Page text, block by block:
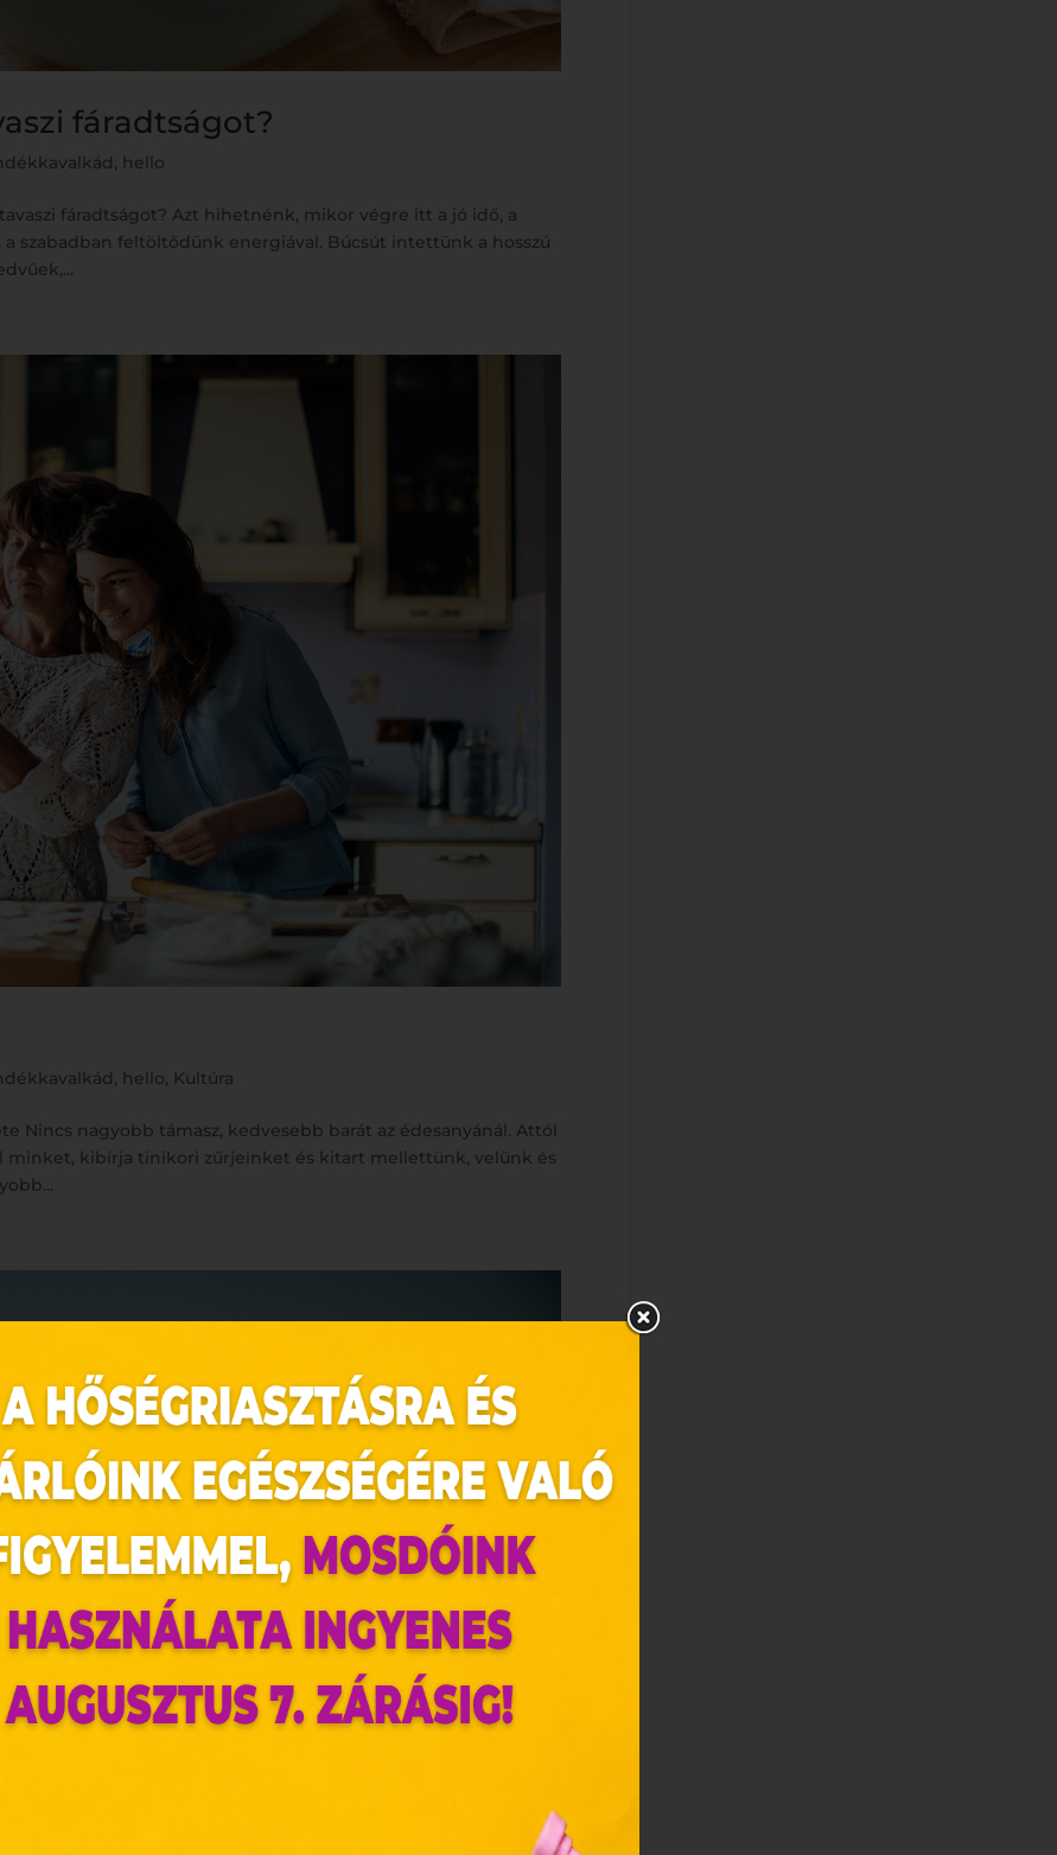
fáradtságot?
, hello
fáradtságot? Azt hihetnénk, mikor végre itt a jó idő, a
szabadban feltöltődünk energiával. Búcsút intettünk a hosszú
, hello, Kultúra
Nincs nagyobb támasz, kedvesebb barát az édesanyánál. Attól
minket, kibírja tinikori zűrjeinket és kitart mellettünk, velünk és
az oldal sütiket használ
„cookie"-kat (továbbiakban „süti") alkalmazunk.
olyan fájlok, melyek információt tárolnak webes
kereskedelmi szolgáltatások, az információs
összefüggő szolgáltatások egyes kérdéseiről szóló